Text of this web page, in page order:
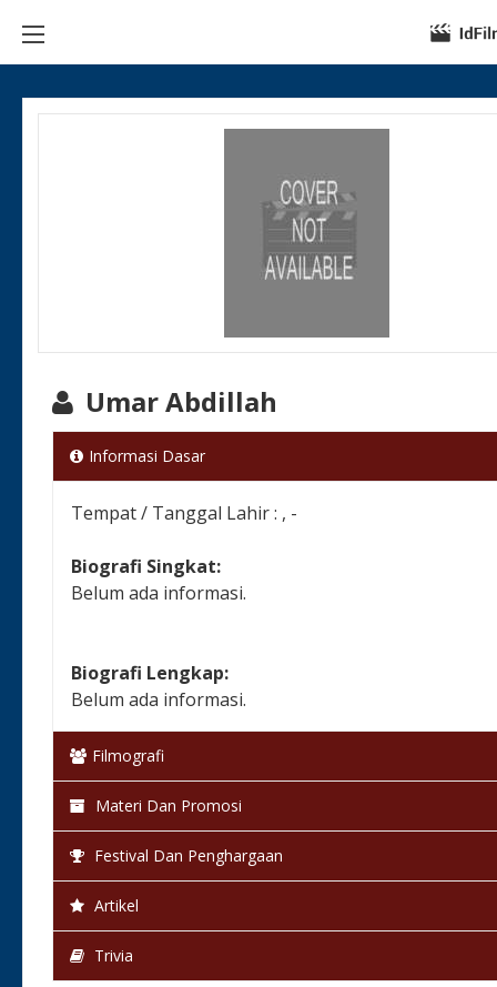
Umar Abdillah
Informasi Dasar
Tempat / Tanggal Lahir : , -
Biografi Singkat:
Belum ada informasi.
Biografi Lengkap:
Belum ada informasi.
Filmografi
Materi Dan Promosi
Festival Dan Penghargaan
Artikel
Trivia